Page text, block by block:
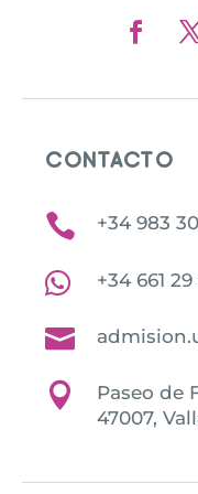
CONTACTO
 +34 983
 +34 661 29


Paseo de
47007,